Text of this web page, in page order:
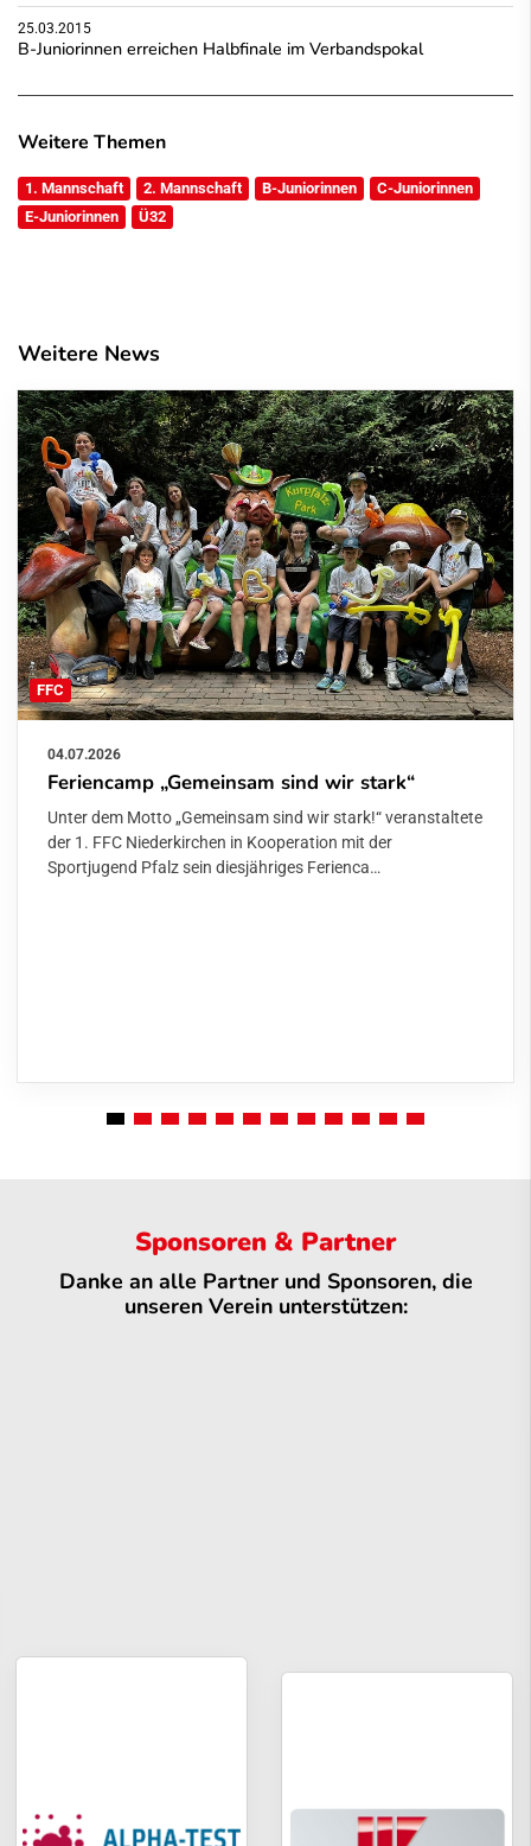
25.03.2015
B-Juniorinnen erreichen Halbfinale im Verbandspokal
Weitere Themen
1. Mannschaft 2. Mannschaft B-Juniorinnen
C-Juniorinnen
E-Juniorinnen
Ü32
Weitere News
FFC
04.07.2026
Feriencamp „Gemeinsam sind wir stark“
Unter dem Motto „Gemeinsam sind wir stark!“ veranstaltete
der 1. FFC Niederkirchen in Kooperation mit der
Sportjugend Pfalz sein diesjähriges Ferienca…
Sponsoren & Partner
Danke an alle Partner und Sponsoren, die
unseren Verein unterstützen: